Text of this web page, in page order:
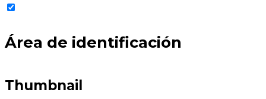
Área de identificación
Thumbnail